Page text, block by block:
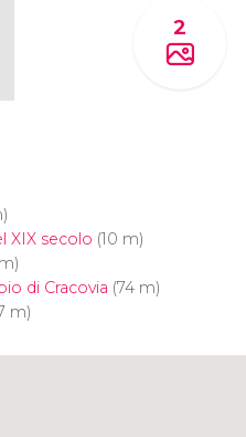
2
XIX secolo (10 m)
di Cracovia (74 m)
m)